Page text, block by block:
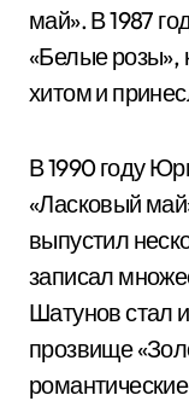
май». В 1987
«Белые розы»,
хитом и
В 1990 году
«Ласковый
выпустил
записал
Шатунов стал
прозвище